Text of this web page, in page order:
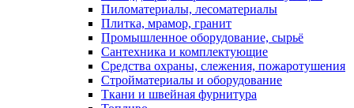
Пиломатериалы, лесоматериалы
Плитка, мрамор, гранит
Промышленное оборудование, сырьё
Сантехника и комплектующие
Средства охраны, слежения, пожаротушения
Стройматериалы и оборудование
Ткани и швейная фурнитура